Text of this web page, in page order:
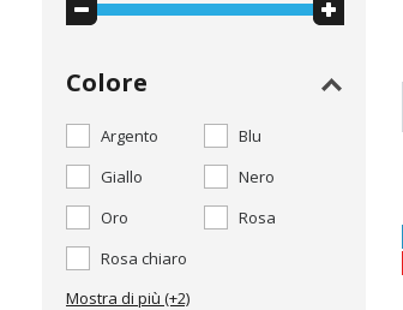
Colore
Argento
Blu
Giallo
Nero
Oro
Rosa
Rosa chiaro
Mostra di più (+2)